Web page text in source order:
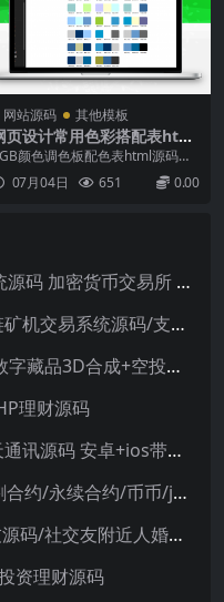
网站源码 其他模板
页设计常用色彩搭配表html
码颜色调色板配色表html源码分
，站长引流工具，色彩搭配看似
杂，但并不神秘。既然每种色彩
配起来就会得到千变万化...
07月04日 651 0.00
海外交易所源码/AI矿机系统源码 加密货币交易所 智能交易所源码
TRX虚拟币矿机源码/区块链矿机交易系统源码/支持 4国语言+usdt充值+搭建视频教程
元宇宙NFT交易系统+源码数字藏品3D合成+空投盲盒玩法抽集卡
理财源码
即时聊天通讯源码 APP聊天通讯源码 安卓+ios带后端源码控制
Java多语言交易所源码/交割合约/永续合约/币币/java服务端
仿SOUL交友源码/婚恋交友源码/社交友附近人婚恋约仿陌陌APP源码系统
资理财源码